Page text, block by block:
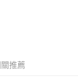
推薦